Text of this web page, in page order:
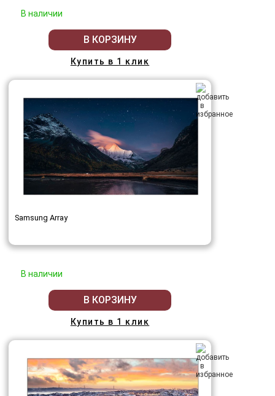
В наличии
В КОРЗИНУ
Купить в 1 клик
Samsung Array
В наличии
В КОРЗИНУ
Купить в 1 клик